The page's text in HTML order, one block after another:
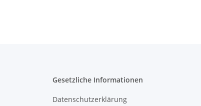
Gesetzliche Informationen
Datenschutzerklärung